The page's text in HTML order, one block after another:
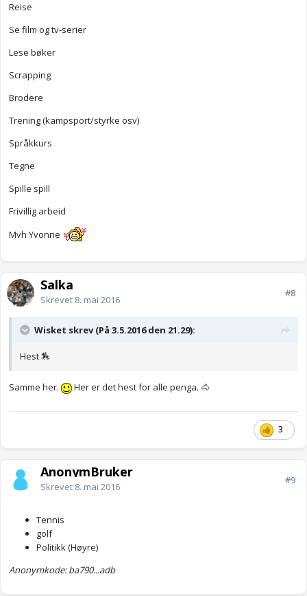
Reise
Se film og tv-serier
Lese bøker
Scrapping
Brodere
Trening (kampsport/styrke osv)
Språkkurs
Tegne
Spille spill
Frivillig arbeid
Mvh Yvonne
Salka
Skrevet 8. mai 2016
#8
Wisket skrev (På 3.5.2016 den 21.29):
Hest 🏇
Samme her. Her er det hest for alle penga. 🐴
3
AnonymBruker
Skrevet 8. mai 2016
#9
Tennis
golf
Politikk (Høyre)
Anonymkode: ba790...adb